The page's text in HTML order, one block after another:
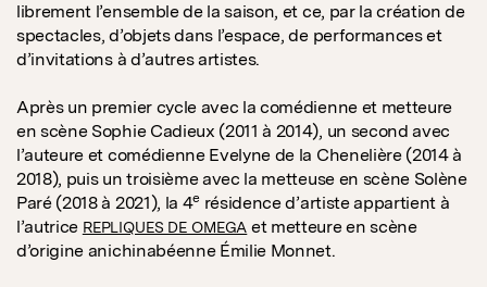
librement l’ensemble de la saison, et ce, par la création de
spectacles, d’objets dans l’espace, de performances et
d’invitations à d’autres artistes.
Après un premier cycle avec la comédienne et metteure
en scène Sophie Cadieux (2011 à 2014), un second avec
l’auteure et comédienne Evelyne de la Chenelière (2014 à
2018), puis un troisième avec la metteuse en scène Solène
Paré (2018 à 2021), la 4e résidence d’artiste appartient à
l’autrice REPLIQUES DE OMEGA et metteure en scène
d’origine anichinabéenne Émilie Monnet.